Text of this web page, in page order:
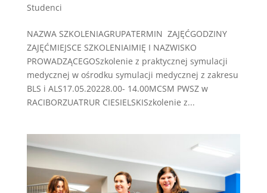
Studenci
NAZWA SZKOLENIAGRUPATERMIN ZAJĘĆGODZINY
ZAJĘĆMIEJSCE SZKOLENIAIMIĘ I NAZWISKO
PROWADZĄCEGOSzkolenie z praktycznej symulacji
medycznej w ośrodku symulacji medycznej z zakresu
BLS i ALS17.05.20228.00- 14.00MCSM PWSZ w
RACIBORZUATRUR CIESIELSKISzkolenie z...